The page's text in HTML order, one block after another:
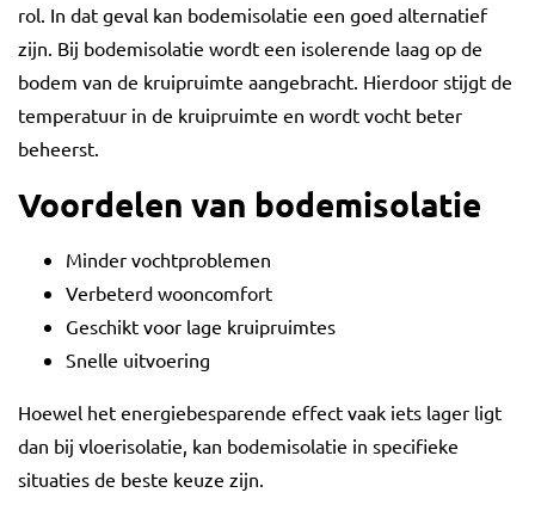
rol. In dat geval kan bodemisolatie een goed alternatief
zijn. Bij bodemisolatie wordt een isolerende laag op de
bodem van de kruipruimte aangebracht. Hierdoor stijgt de
temperatuur in de kruipruimte en wordt vocht beter
beheerst.
Voordelen van bodemisolatie
Minder vochtproblemen
Verbeterd wooncomfort
Geschikt voor lage kruipruimtes
Snelle uitvoering
Hoewel het energiebesparende effect vaak iets lager ligt
dan bij vloerisolatie, kan bodemisolatie in specifieke
situaties de beste keuze zijn.